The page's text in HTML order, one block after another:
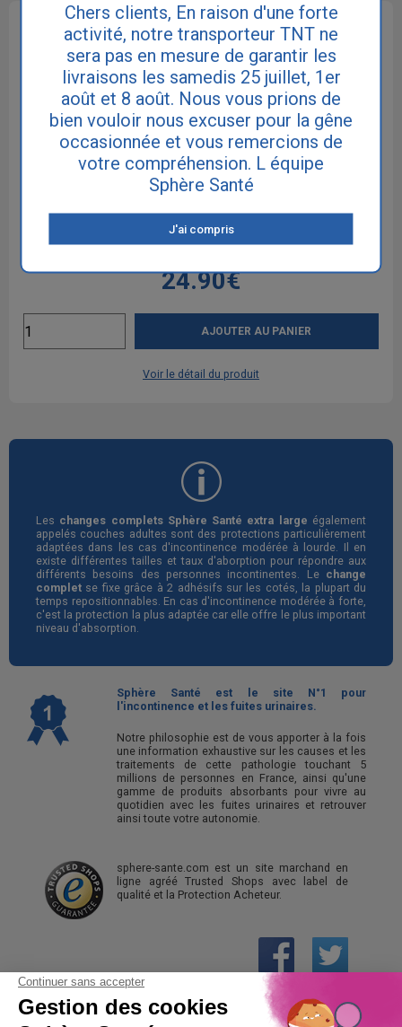
Sphere-Sante Slip Extra Large Maxi +
Absorption :
4400 ml
Quantités par paquet : 20
Taille :Extra Large
Tour de taille :
140 - 175 cm
Promotion
6 paquets achetés+ 1 gratuit
11 paquets achetés+ 2 gratuits
24.90€
AJOUTER AU PANIER
Voir le détail du produit
Les changes complets Sphère Santé extra large également
appelés couches adultes sont des protections particulièrement
adaptées dans les cas d'incontinence modérée à lourde. Il en
existe différentes tailles et taux d'aborption pour répondre aux
différents besoins des personnes incontinentes. Le change
complet se fixe grâce à 2 adhésifs sur les cotés, la plupart du
temps repositionnables. En cas d'incontinence modérée à forte,
c'est la protection la plus adaptée car elle offre le plus important
niveau d'absorption.
Sphère Santé est le site N°1 pour
l'incontinence et les fuites urinaires.
Notre philosophie est de vous apporter à la fois
une information exhaustive sur les causes et les
traitements de cette pathologie touchant 5
millions de personnes en France, ainsi qu'une
gamme de produits absorbants pour vivre au
quotidien avec les fuites urinaires et retrouver
ainsi toute votre autonomie.
sphere-sante.com est un site marchand en
ligne agréé Trusted Shops avec label de
qualité et la Protection Acheteur.
01 61 30 15 94
Chers clients, En raison d'une forte
activité, notre transporteur TNT ne
sera pas en mesure de garantir les
livraisons les samedis 25 juillet, 1er
août et 8 août. Nous vous prions de
bien vouloir nous excuser pour la gêne
occasionnée et vous remercions de
votre compréhension. L équipe
Sphère Santé
J'ai compris